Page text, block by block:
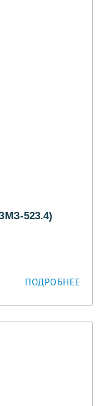
523.4)
ПОДРОБНЕЕ